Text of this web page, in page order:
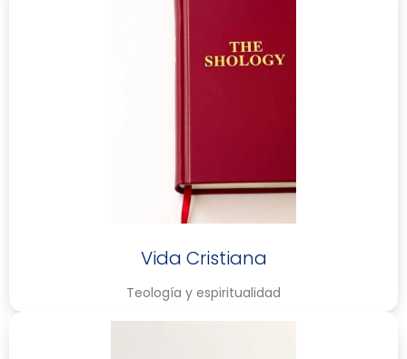
Vida Cristiana
Teología y espiritualidad